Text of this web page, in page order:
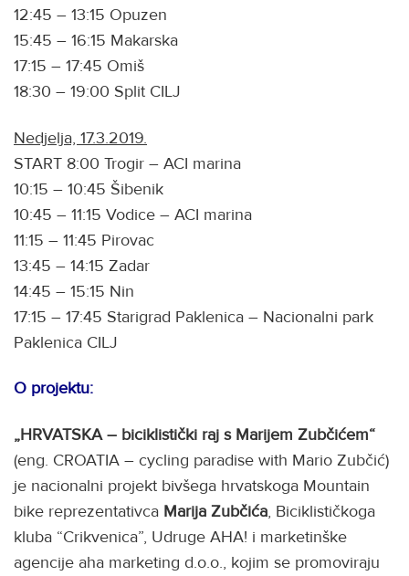
12:45 – 13:15 Opuzen
15:45 – 16:15 Makarska
17:15 – 17:45 Omiš
18:30 – 19:00 Split CILJ
Nedjelja, 17.3.2019.
START 8:00 Trogir – ACI marina
10:15 – 10:45 Šibenik
10:45 – 11:15 Vodice – ACI marina
11:15 – 11:45 Pirovac
13:45 – 14:15 Zadar
14:45 – 15:15 Nin
17:15 – 17:45 Starigrad Paklenica – Nacionalni park
Paklenica CILJ
O projektu:
„HRVATSKA – biciklistički raj s Marijem Zubčićem“
(eng. CROATIA – cycling paradise with Mario Zubčić)
je nacionalni projekt bivšega hrvatskoga Mountain
bike reprezentativca Marija Zubčića, Biciklističkoga
kluba “Crikvenica”, Udruge AHA! i marketinške
agencije aha marketing d.o.o., kojim se promoviraju